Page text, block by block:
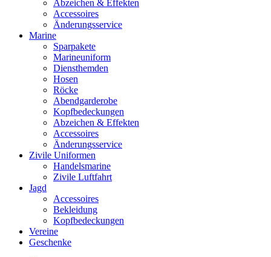
Abzeichen & Effekten
Accessoires
Änderungsservice
Marine
Sparpakete
Marineuniform
Diensthemden
Hosen
Röcke
Abendgarderobe
Kopfbedeckungen
Abzeichen & Effekten
Accessoires
Änderungsservice
Zivile Uniformen
Handelsmarine
Zivile Luftfahrt
Jagd
Accessoires
Bekleidung
Kopfbedeckungen
Vereine
Geschenke